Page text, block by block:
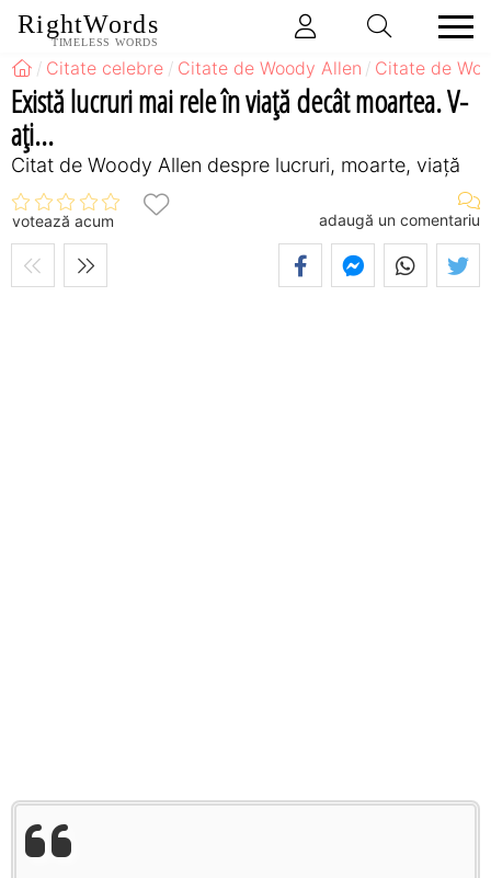
RightWords
TIMELESS WORDS
Citate celebre Citate de Woody Allen Citate de
Există lucruri mai rele în viaţă decât moartea. V-
aţi...
Citat de Woody Allen despre lucruri, moarte, viață
votează acum adaugă un comentariu